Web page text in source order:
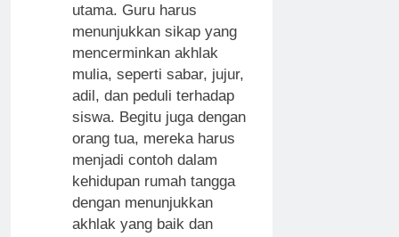
utama. Guru harus
menunjukkan sikap yang
mencerminkan akhlak
mulia, seperti sabar, jujur,
adil, dan peduli terhadap
siswa. Begitu juga dengan
orang tua, mereka harus
menjadi contoh dalam
kehidupan rumah tangga
dengan menunjukkan
akhlak yang baik dan